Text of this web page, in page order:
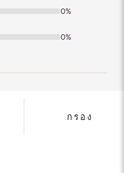
0%
0%
กรอง